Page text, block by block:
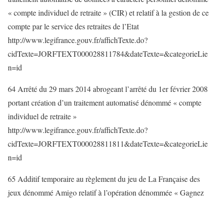
« compte individuel de retraite » (CIR) et relatif à la gestion de ce
compte par le service des retraites de l’Etat
http://www.legifrance.gouv.fr/affichTexte.do?
cidTexte=JORFTEXT000028811784&dateTexte=&categorieLie
n=id
64 Arrêté du 29 mars 2014 abrogeant l’arrêté du 1er février 2008
portant création d’un traitement automatisé dénommé « compte
individuel de retraite »
http://www.legifrance.gouv.fr/affichTexte.do?
cidTexte=JORFTEXT000028811811&dateTexte=&categorieLie
n=id
65 Additif temporaire au règlement du jeu de La Française des
jeux dénommé Amigo relatif à l’opération dénommée « Gagnez